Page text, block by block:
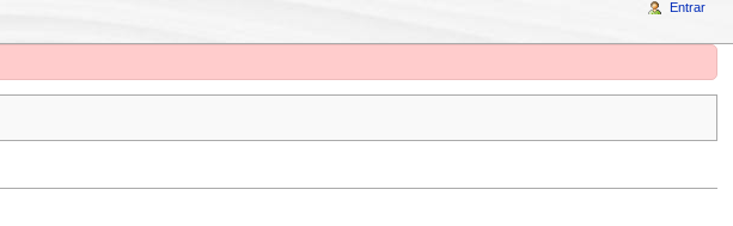
Entrar